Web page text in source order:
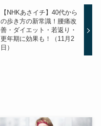
【NHKあさイチ】40代から
の歩き方の新常識！腰痛改
善・ダイエット・若返り・
更年期に効果も！（11月2
日）